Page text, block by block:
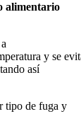
alimentario
y se
así
tipo de fuga y